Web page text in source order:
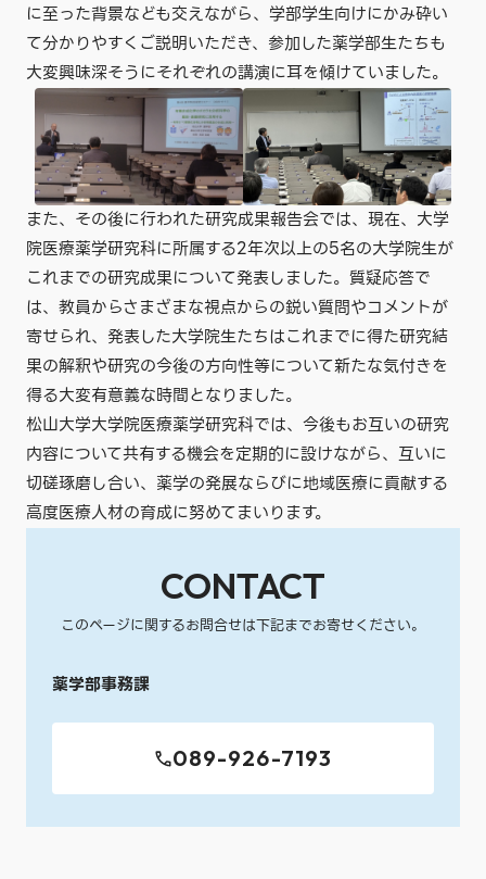
に至った背景なども交えながら、学部学生向けにかみ砕い
て分かりやすくご説明いただき、参加した薬学部生たちも
大変興味深そうにそれぞれの講演に耳を傾けていました。
また、その後に行われた研究成果報告会では、現在、大学
院医療薬学研究科に所属する2年次以上の5名の大学院生が
これまでの研究成果について発表しました。質疑応答で
は、教員からさまざまな視点からの鋭い質問やコメントが
寄せられ、発表した大学院生たちはこれまでに得た研究結
果の解釈や研究の今後の方向性等について新たな気付きを
得る大変有意義な時間となりました。
松山大学大学院医療薬学研究科では、今後もお互いの研究
内容について共有する機会を定期的に設けながら、互いに
切磋琢磨し合い、薬学の発展ならびに地域医療に貢献する
高度医療人材の育成に努めてまいります。
CONTACT
このページに関するお問合せは下記までお寄せください。
薬学部事務課
089-926-7193